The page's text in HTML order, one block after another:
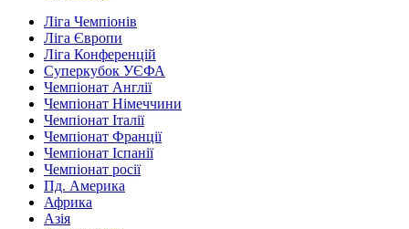
Ліга Чемпіонів
Ліга Європи
Ліга Конференцій
Суперкубок УЄФА
Чемпіонат Англії
Чемпіонат Німеччини
Чемпіонат Італії
Чемпіонат Франції
Чемпіонат Іспанії
Чемпіонат росії
Пд. Америка
Африка
Азія